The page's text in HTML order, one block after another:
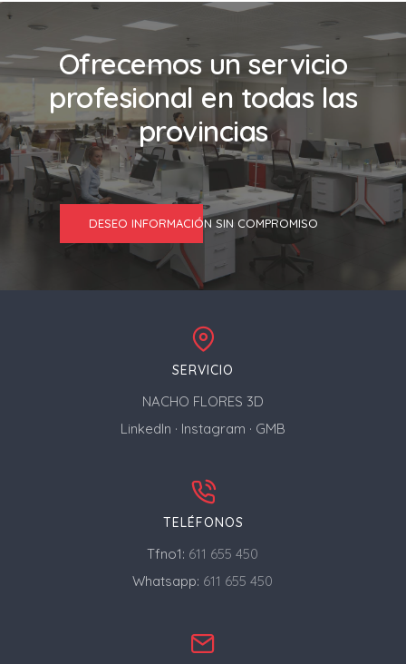
Ofrecemos un servicio
profesional en todas las
provincias
DESEO INFORMACIÓN SIN COMPROMISO
SERVICIO
NACHO FLORES 3D
LinkedIn · Instagram · GMB
TELÉFONOS
Tfno1: 611 655 450
Whatsapp: 611 655 450